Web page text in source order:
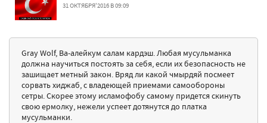
31 ОКТЯБРЯ'2016 В 09:09
Gray Wolf, Ва-алейкум салам кардэш. Любая мусульманка
должна научиться постоять за себя, если их безопасность не
зашищает метный закон. Вряд ли какой чмырдяй посмеет
сорвать хиджаб, с владеющей приемами самообороны
сетры. Скорее этому исламофобу самому придется скинуть
свою ермолку, нежели успеет дотянутся до платка
мусульманки.